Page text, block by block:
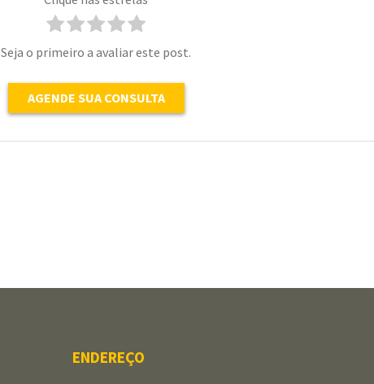
Seja o primeiro a avaliar este post.
AGENDE SUA CONSULTA
ENDEREÇO